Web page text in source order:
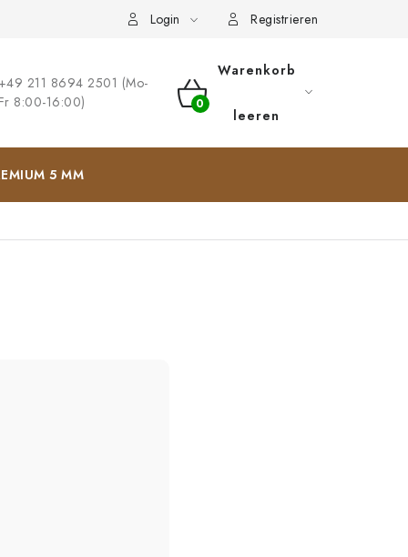
Login Registrieren
211 8694 2501 (Mo-
8:00-16:00)
WARENKORB
Warenkorb
leeren
5 MM